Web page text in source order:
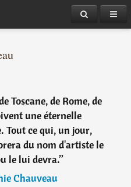
Toscane, de Rome, de
une éternelle
Tout ce qui, un jour,
du nom d'artiste le
le lui devra.”
Chauveau